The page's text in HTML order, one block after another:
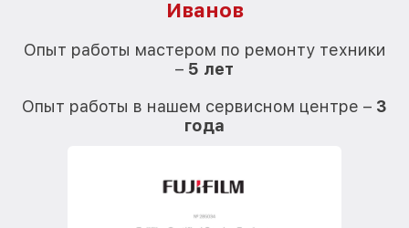
Иванов
Опыт работы мастером по ремонту техники
– 5 лет
Опыт работы в нашем сервисном центре – 3
года